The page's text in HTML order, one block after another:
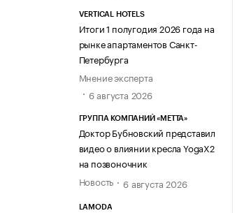
VERTICAL HOTELS
Итоги 1 полугодия 2026 года на
рынке апартаментов Санкт-
Петербурга
Мнение эксперта
6 августа 2026
ГРУППА КОМПАНИЙ «МЕТТА»
Доктор Бубновский представил
видео о влиянии кресла YogaX2
на позвоночник
Новость
6 августа 2026
LAMODA